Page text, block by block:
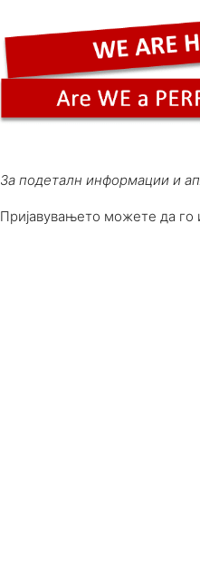
За подеталн информации и
Пријавувањето можете да го